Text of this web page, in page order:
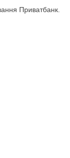
Приватбанк.